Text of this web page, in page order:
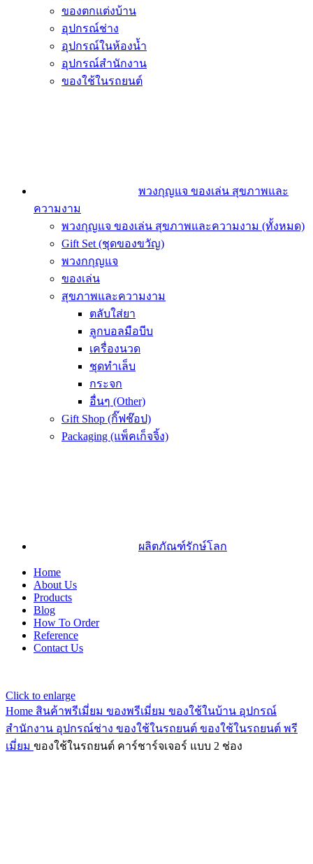
ของตกแต่งบ้าน
อุปกรณ์ช่าง
อุปกรณ์ในห้องน้ำ
อุปกรณ์สำนักงาน
ของใช้ในรถยนต์
พวงกุญแจ ของเล่น สุขภาพและ
ความงาม
พวงกุญแจ ของเล่น สุขภาพและความงาม (ทั้งหมด)
Gift Set (ชุดของขวัญ)
พวงกกุญแจ
ของเล่น
สุขภาพและความงาม
ตลับใส่ยา
ลูกบอลมือบีบ
เครื่องนวด
ชุดทำเล็บ
กระจก
อื่นๆ (Other)
Gift Shop (กิ๊ฟช๊อป)
Packaging (แพ็คเก็จจิ้ง)
ผลิตภัณฑ์รักษ์โลก
Home
About Us
Products
Blog
How To Order
Reference
Contact Us
Click to enlarge
Home สินค้าพรีเมี่ยม ของพรีเมี่ยม ของใช้ในบ้าน อุปกรณ์
สำนักงาน อุปกรณ์ช่าง ของใช้ในรถยนต์ ของใช้ในรถยนต์ พรี
เมี่ยม ของใช้ในรถยนต์ คาร์ชาร์จเจอร์ แบบ 2 ช่อง